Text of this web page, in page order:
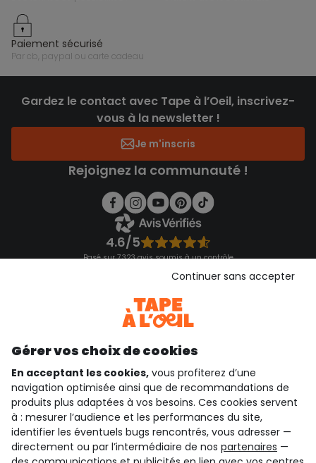
paiement sécurisé
par cb, paypal ou carte cadeau
Gardez le contact avec Tape à l’Oeil, inscrivez-
vous à la newsletter !
Je m'inscris
Rejoignez la communauté !
4.6/5
Basé sur 7 323 avis soumis à un contrôle
Consulter les CGU
qui sommes-nous ?
besoin d'aide ?
le club fidélité
Gérer vos choix de cookies
En acceptant les cookies, vous profiterez d’une
navigation optimisée ainsi que de recommandations de
produits plus adaptées à vos besoins. Ces cookies servent
à : mesurer l’audience et les performances du site,
identifier les éventuels bugs rencontrés, vous adresser —
directement ou par l’intermédiaire de nos partenaires —
Continuer sans accepter